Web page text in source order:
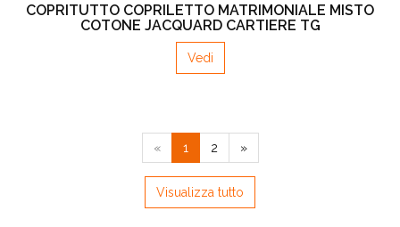
COPRITUTTO COPRILETTO MATRIMONIALE MISTO
COTONE JACQUARD CARTIERE TG
Vedi
« 1 2 »
Visualizza tutto